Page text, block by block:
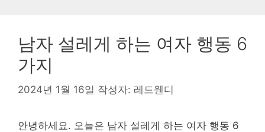
남자 설레게 하는 여자 행동 6
가지
2024년 1월 16일 작성자: 레드웬디
안녕하세요. 오늘은 남자 설레게 하는 여자 행동 6